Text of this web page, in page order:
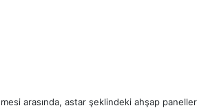
arasında, astar şeklindeki ahşap paneller